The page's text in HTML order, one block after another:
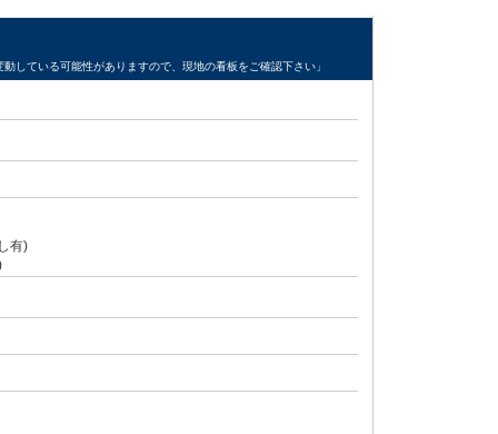
動している可能性がありますので、現地の看板をご確認下さい」
有)